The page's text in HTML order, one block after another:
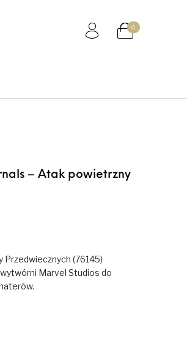
0
– Atak powietrzny
Przedwiecznych (76145)
Marvel Studios do